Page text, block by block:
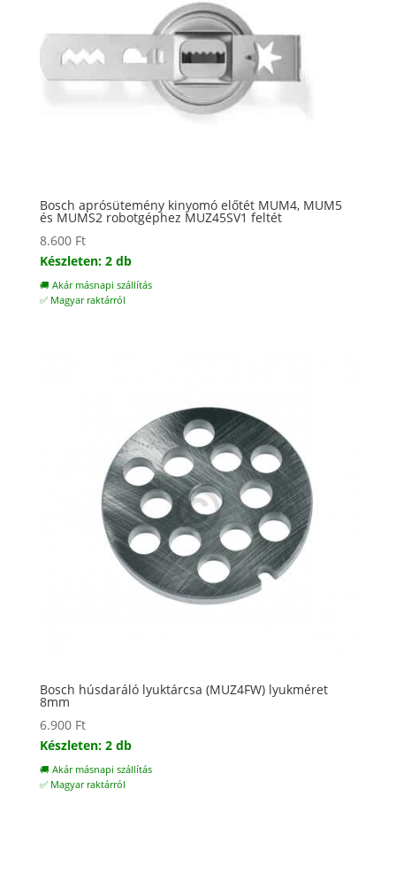
Bosch aprósütemény kinyomó előtét MUM4, MUM5
és MUMS2 robotgéphez MUZ45SV1 feltét
8.600 Ft
Készleten: 2 db
🚚 Akár másnapi szállítás
✅ Magyar raktárról
Bosch húsdaráló lyuktárcsa (MUZ4FW) lyukméret
8mm
6.900 Ft
Készleten: 2 db
🚚 Akár másnapi szállítás
✅ Magyar raktárról